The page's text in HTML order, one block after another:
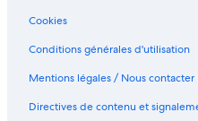
Cookies
Conditions générales d'utilisation
Mentions légales / Nous contacter
Directives de contenu et